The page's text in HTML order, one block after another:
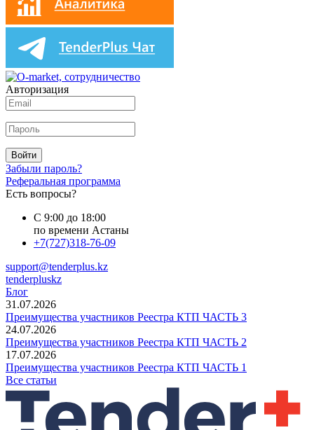
Авторизация
Войти
Забыли пароль?
Реферальная программа
Есть вопросы?
С 9:00 до 18:00
по времени Астаны
+7(727)318-76-09
support@tenderplus.kz
tenderpluskz
Блог
31.07.2026
Преимущества участников Реестра КТП ЧАСТЬ 3
24.07.2026
Преимущества участников Реестра КТП ЧАСТЬ 2
17.07.2026
Преимущества участников Реестра КТП ЧАСТЬ 1
Все статьи